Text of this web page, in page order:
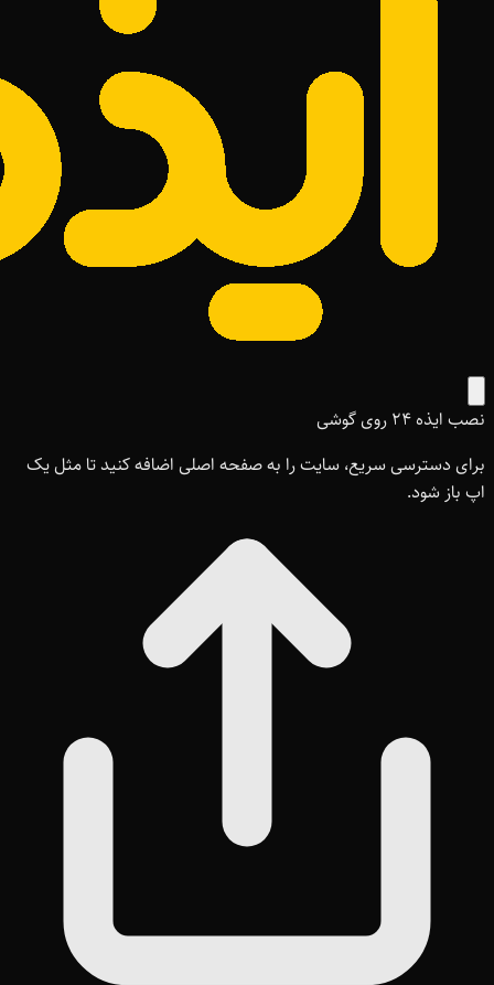
نصب ایذه ۲۴ روی گوشی
برای دسترسی سریع، سایت را به صفحه اصلی اضافه کنید تا مثل یک
اپ باز شود.